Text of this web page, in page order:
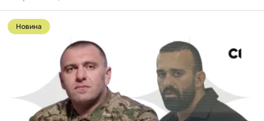
продовжує
розглядати
справу
Перейти
до
публікації
Малюка».
Суд
Новина